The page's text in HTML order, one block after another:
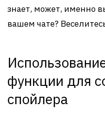
знает, может, именно
вашем чате?
функции для
спойлера